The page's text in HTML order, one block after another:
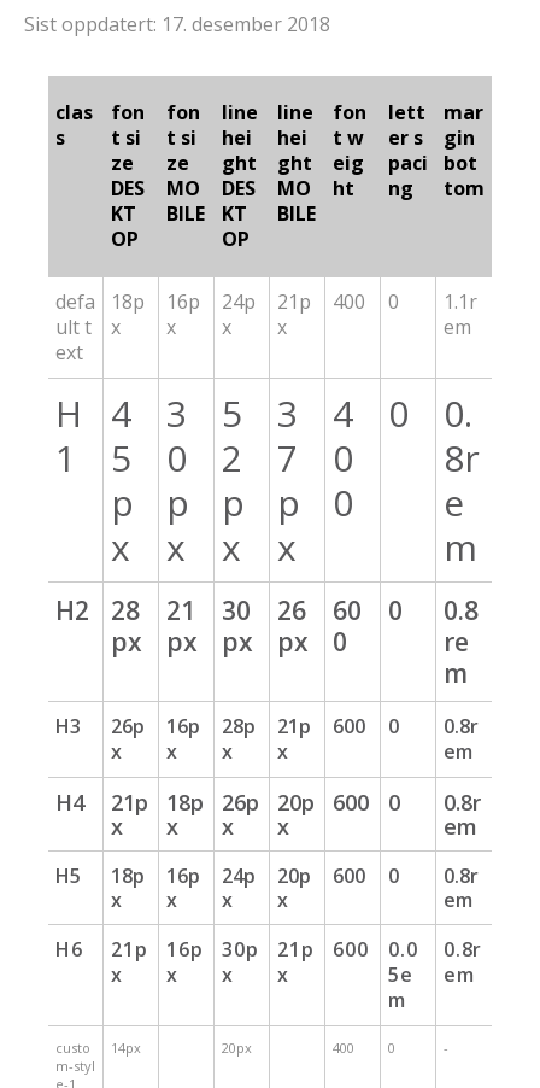
Sist oppdatert: 17. desember 2018
clas
s
fon
t si
ze
DES
KT
OP
fon
t si
ze
MO
BILE
line
hei
ght
DES
KT
OP
line
hei
ght
MO
BILE
fon
t w
eig
ht
lett
er s
paci
ng
mar
gin
bot
tom
defa
ult t
ext
18p
x
16p
x
24p
x
21p
x
400 0
1.1r
em
H
1
4
5
p
x
3
0
p
x
5
2
p
x
3
7
p
x
4
0
0
0
0.
8r
e
m
H2
28
px
21
px
30
px
26
px
60
0
0
0.8
re
m
H3
26p
x
16p
x
28p
x
21p
x
600 0
0.8r
em
H4
21p
x
18p
x
26p
x
20p
x
600 0
0.8r
em
H5
18p
x
16p
x
24p
x
20p
x
600 0
0.8r
em
H6
21p
x
16p
x
30p
x
21p
x
600
0.0
5e
m
0.8r
em
custo
m-styl
e-1
14px 20px 400 0 -